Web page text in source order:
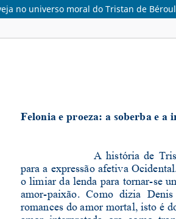
no universo moral do Tristan de Béroul